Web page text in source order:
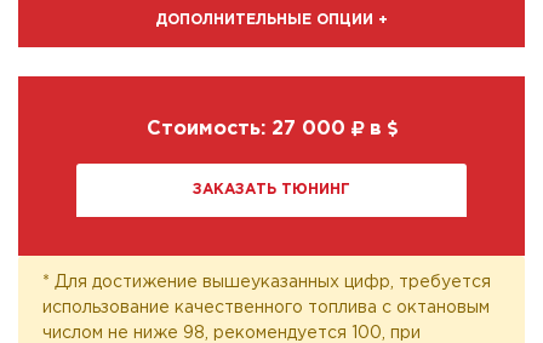
ДОПОЛНИТЕЛЬНЫЕ ОПЦИИ +
Стоимость: 27 000 в
ЗАКАЗАТЬ ТЮНИНГ
* Для достижение вышеуказанных цифр, требуется
использование качественного топлива с октановым
числом не ниже 98, рекомендуется 100, при